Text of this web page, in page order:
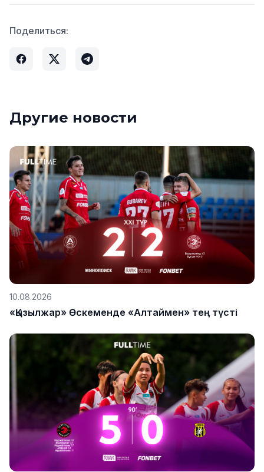
Поделиться:
Другие новости
10.08.2026
«Қызылжар» Өскеменде «Алтаймен» тең түсті